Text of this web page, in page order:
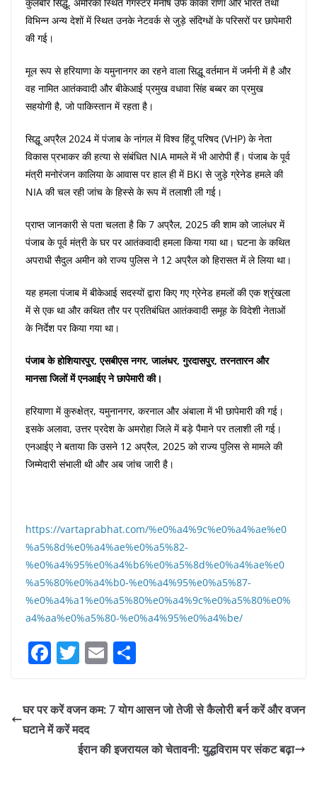
विभिन्न अन्य देशों में स्थित उनके नेटवर्क से जुड़े संदिग्धों के परिसरों पर छापेमारी
की गई।
मूल रूप से हरियाणा के यमुनानगर का रहने वाला सिद्धू वर्तमान में जर्मनी में है और
वह नामित आतंकवादी और बीकेआई प्रमुख वधावा सिंह बब्बर का प्रमुख
सहयोगी है, जो पाकिस्तान में रहता है।
सिद्धू अप्रैल 2024 में पंजाब के नांगल में विश्व हिंदू परिषद (VHP) के नेता
विकास प्रभाकर की हत्या से संबंधित NIA मामले में भी आरोपी हैं। पंजाब के पूर्व
मंत्री मनोरंजन कालिया के आवास पर हाल ही में BKI से जुड़े ग्रेनेड हमले की
NIA की चल रही जांच के हिस्से के रूप में तलाशी ली गई।
प्राप्त जानकारी से पता चलता है कि 7 अप्रैल, 2025 की शाम को जालंधर में
पंजाब के पूर्व मंत्री के घर पर आतंकवादी हमला किया गया था। घटना के कथित
अपराधी सैदुल अमीन को राज्य पुलिस ने 12 अप्रैल को हिरासत में ले लिया था।
यह हमला पंजाब में बीकेआई सदस्यों द्वारा किए गए ग्रेनेड हमलों की एक श्रृंखला
में से एक था और कथित तौर पर प्रतिबंधित आतंकवादी समूह के विदेशी नेताओं
के निर्देश पर किया गया था।
पंजाब के होशियारपुर, एसबीएस नगर, जालंधर, गुरदासपुर, तरनतारन और
मानसा जिलों में एनआईए ने छापेमारी की।
हरियाणा में कुरुक्षेत्र, यमुनानगर, करनाल और अंबाला में भी छापेमारी की गई।
इसके अलावा, उत्तर प्रदेश के अमरोहा जिले में बड़े पैमाने पर तलाशी ली गई।
एनआईए ने बताया कि उसने 12 अप्रैल, 2025 को राज्य पुलिस से मामले की
जिम्मेदारी संभाली थी और अब जांच जारी है।
https://vartaprabhat.com/%e0%a4%9c%e0%a4%ae%e0
%a5%8d%e0%a4%ae%e0%a5%82-
%e0%a4%95%e0%a4%b6%e0%a5%8d%e0%a4%ae%e0
%a5%80%e0%a4%b0-%e0%a4%95%e0%a5%87-
%e0%a4%a1%e0%a5%80%e0%a4%9c%e0%a5%80%e0%
a4%aa%e0%a5%80-%e0%a4%95%e0%a4%be/
F
c
e
b
T
itt
er
E
ai
l
ar
e
घर पर करें वजन कम: 7 योग आसन जो तेजी से कैलोरी बर्न करें और वजन
घटाने में करें मदद
ईरान की इजरायल को चेतावनी: युद्धविराम पर संकट बढ़ा